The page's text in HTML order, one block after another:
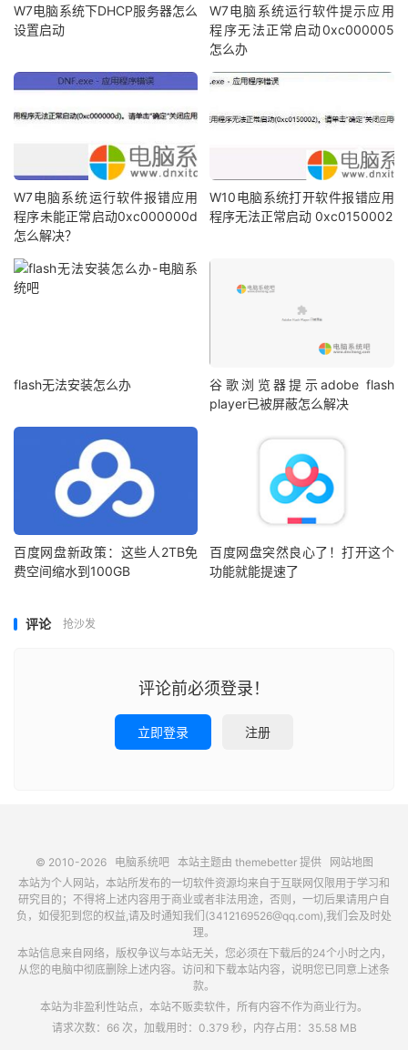
W7电脑系统下DHCP服务器怎么
设置启动
W7电脑系统运行软件提示应用
程序无法正常启动0xc000005
怎么办
W7电脑系统运行软件报错应用
程序未能正常启动0xc000000d
怎么解决？
W10电脑系统打开软件报错应用
程序无法正常启动 0xc0150002
flash无法安装怎么办
谷歌浏览器提示adobe flash
player已被屏蔽怎么解决
百度网盘新政策：这些人2TB免
费空间缩水到100GB
百度网盘突然良心了！打开这个
功能就能提速了
评论 抢沙发
评论前必须登录！
立即登录 注册
© 2010-2026 电脑系统吧本站主题由 themebetter提供
网站地图
本站为个人网站，本站所发布的一切软件资源均来自于互联网仅限用于学习和
研究目的；不得将上述内容用于商业或者非法用途，否则，一切后果请用户自
负，如侵犯到您的权益,请及时通知我们(3412169526@qq.com),我们会及时处
理。
本站信息来自网络，版权争议与本站无关，您必须在下载后的24个小时之内，
从您的电脑中彻底删除上述内容。访问和下载本站内容，说明您已同意上述条
款。
本站为非盈利性站点，本站不贩卖软件，所有内容不作为商业行为。
请求次数：66 次，加载用时：0.379 秒，内存占用：35.58 MB